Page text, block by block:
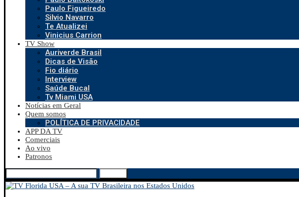
Paulo Figueiredo
Silvio Navarro
Te Atualizei
Vinicius Carrion
TV Show
Auriverde Brasil
Dicas de Visão
Fio diário
Interview
Saúde Bucal
Tv Miami USA
Notícias em Geral
Quem somos
POLÍTICA DE PRIVACIDADE
APP DA TV
Comerciais
Ao vivo
Patronos